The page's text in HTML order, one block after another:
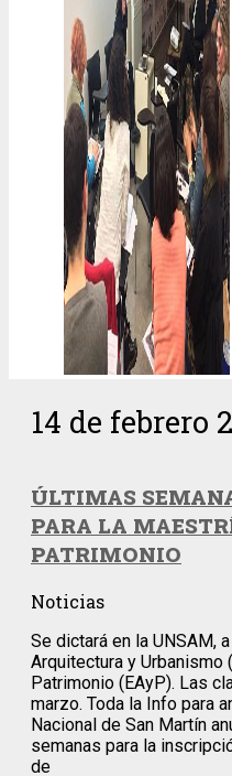
14 de febrero
ÚLTIMAS
PARA LA
PATRIMONIO
Noticias
Se dictará en la UNSAM,
Arquitectura y Urbanismo
Patrimonio (EAyP). Las
marzo. Toda la Info para
Nacional de San Martín
semanas para la
de